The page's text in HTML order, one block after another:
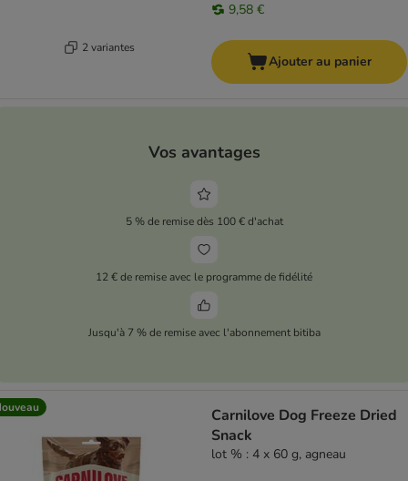
2 variantes
9,58 €
Ajouter au panier
Vos avantages
5 % de remise dès 100 € d'achat
12 € de remise avec le programme de fidélité
Jusqu'à 7 % de remise avec l'abonnement bitiba
Carnilove Dog Freeze Dried
Snack
lot % : 4 x 60 g, agneau